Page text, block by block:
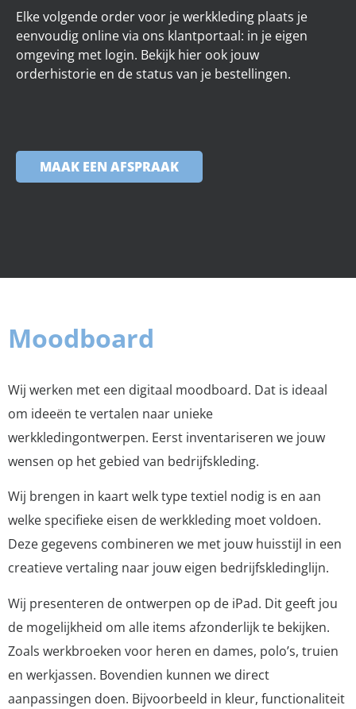
Elke volgende order voor je werkkleding plaats je
eenvoudig online via ons klantportaal: in je eigen
omgeving met login. Bekijk hier ook jouw
orderhistorie en de status van je bestellingen.
MAAK EEN AFSPRAAK
Moodboard
Wij werken met een digitaal moodboard. Dat is ideaal
om ideeën te vertalen naar unieke
werkkledingontwerpen. Eerst inventariseren we jouw
wensen op het gebied van bedrijfskleding.
Wij brengen in kaart welk type textiel nodig is en aan
welke specifieke eisen de werkkleding moet voldoen.
Deze gegevens combineren we met jouw huisstijl in een
creatieve vertaling naar jouw eigen bedrijfskledinglijn.
Wij presenteren de ontwerpen op de iPad. Dit geeft jou
de mogelijkheid om alle items afzonderlijk te bekijken.
Zoals werkbroeken voor heren en dames, polo’s, truien
en werkjassen. Bovendien kunnen we direct
aanpassingen doen. Bijvoorbeeld in kleur, functionaliteit